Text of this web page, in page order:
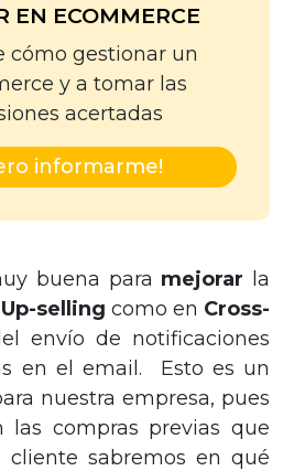
EN ECOMMERCE
cómo gestionar un
y a tomar las
acertadas
informarme!
buena para mejorar la
Up-selling como en Cross-
envío de notificaciones
en el email. Esto es un
nuestra empresa, pues
las compras previas que
cliente sabremos en qué